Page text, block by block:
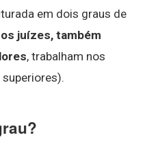
em dois graus de
os juízes, também
, trabalham nos